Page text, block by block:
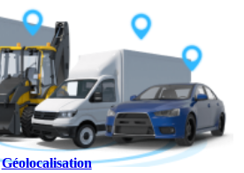
Géolocalisation